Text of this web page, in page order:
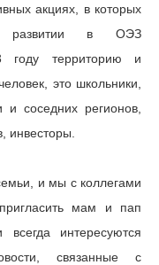
акциях, в которых
о развитии в ОЭЗ
году территорию и
это школьники,
и соседних регионов,
инвесторы.
и мы с коллегами
мам и пап
интересуются
связанные с